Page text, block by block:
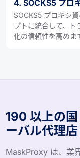
4. SOCKS5 プロ
SOCKS5 プロキシ
プトに統合して、ト
化の信頼性を高めま
190 以上の
ーバル代理店
MaskProxy は、業